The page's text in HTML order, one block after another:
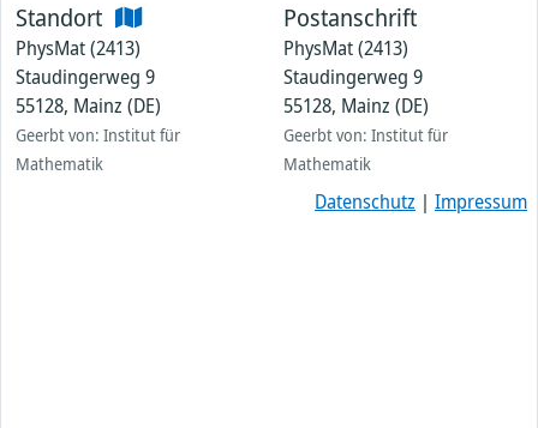
Standort
PhysMat (2413)
Staudingerweg 9
55128, Mainz (DE)
Geerbt von: Institut für
Mathematik
Postanschrift
PhysMat (2413)
Staudingerweg 9
55128, Mainz (DE)
Geerbt von: Institut für
Mathematik
Datenschutz | Impressum